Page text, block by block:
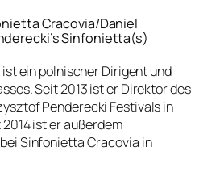
Cracovia/Daniel
Sinfonietta(s)
ist ein polnischer Dirigent und
Seit 2013 ist er Direktor des
Penderecki Festivals in
ist er außerdem
Sinfonietta Cracovia in